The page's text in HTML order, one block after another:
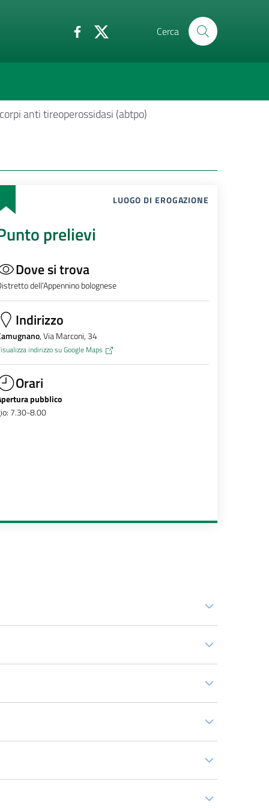
Cerca
anti tireoperossidasi (abtpo)
LUOGO DI EROGAZIONE
prelievi
Dove si trova
dell’Appennino bolognese
Indirizzo
, Via Marconi, 34
indirizzo su Google Maps
Orari
pubblico
7.30-8.00